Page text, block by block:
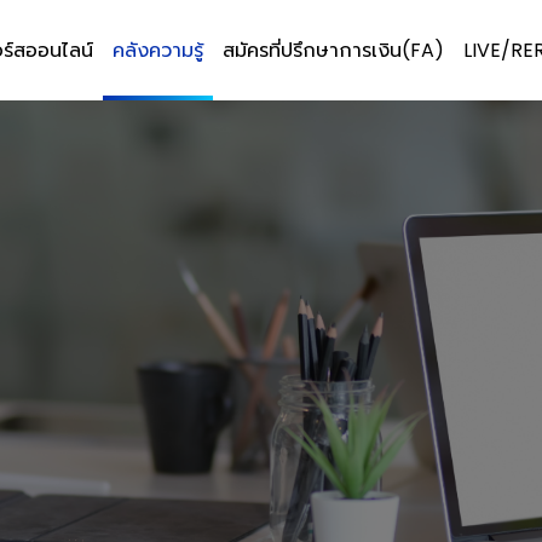
สออนไลน์ คลังความรู้ สมัครที่ปรึกษาการเงิน(FA) LIVE/